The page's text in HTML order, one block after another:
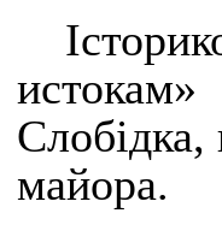
майора.